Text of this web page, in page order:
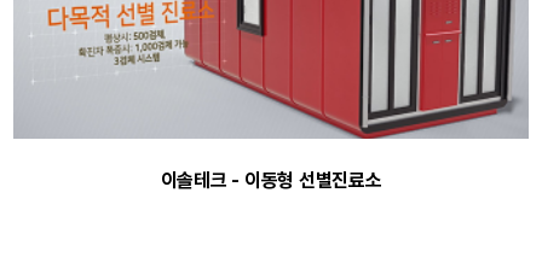
이솔테크 - 이동형 선별진료소